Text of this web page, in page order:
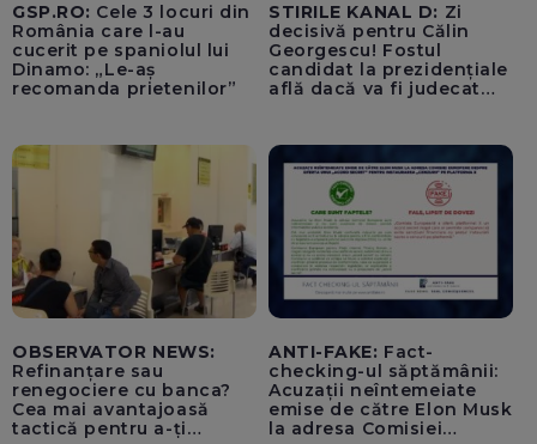
GSP.RO: Cele 3 locuri din
România care l-au
cucerit pe spaniolul lui
Dinamo: „Le-aș
recomanda prietenilor”
STIRILE KANAL D: Zi
decisivă pentru Călin
Georgescu! Fostul
candidat la prezidențiale
află dacă va fi judecat
OBSERVATOR NEWS:
Refinanțare sau
renegociere cu banca?
Cea mai avantajoasă
tactică pentru a-ți
ANTI-FAKE: Fact-
checking-ul săptămânii:
Acuzații neîntemeiate
emise de către Elon Musk
la adresa Comisiei